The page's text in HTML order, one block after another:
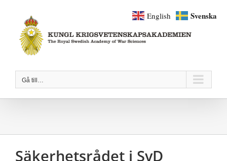
innehållet
Gå till…
Säkerhetsrådet i SvD
English Svenska